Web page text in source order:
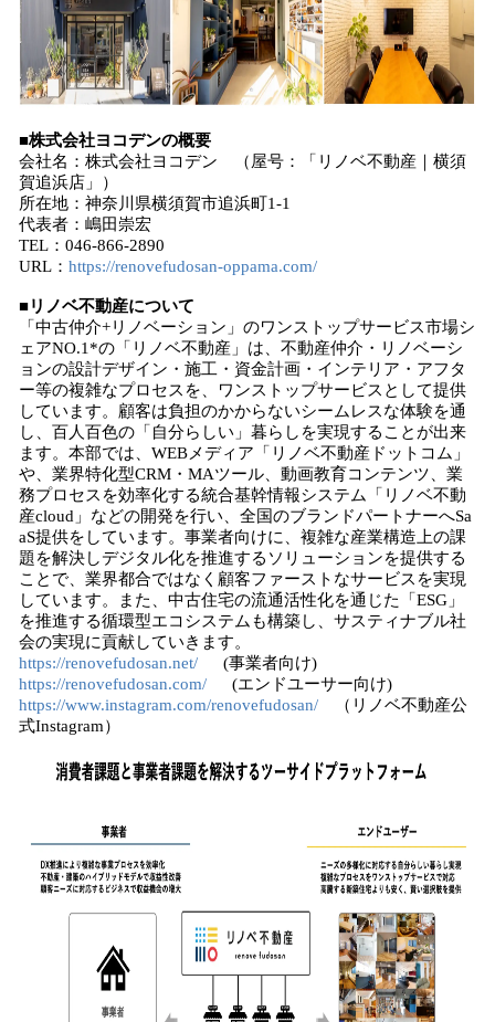
■株式会社ヨコデンの概要
会社名：株式会社ヨコデン （屋号：「リノベ不動産｜横須
賀追浜店」）
所在地：神奈川県横須賀市追浜町1-1
代表者：嶋田崇宏
TEL：046-866-2890
URL： https://renovefudosan-oppama.com/
■リノベ不動産について
「中古仲介+リノベーション」のワンストップサービス市場シ
ェアNO.1*の「リノベ不動産」は、不動産仲介・リノベーシ
ョンの設計デザイン・施工・資金計画・インテリア・アフタ
ー等の複雑なプロセスを、ワンストップサービスとして提供
しています。顧客は負担のかからないシームレスな体験を通
し、百人百色の「自分らしい」暮らしを実現することが出来
ます。本部では、WEBメディア「リノベ不動産ドットコム」
や、業界特化型CRM・MAツール、動画教育コンテンツ、業
務プロセスを効率化する統合基幹情報システム「リノベ不動
産cloud」などの開発を行い、全国のブランドパートナーへSa
aS提供をしています。事業者向けに、複雑な産業構造上の課
題を解決しデジタル化を推進するソリューションを提供する
ことで、業界都合ではなく顧客ファーストなサービスを実現
しています。また、中古住宅の流通活性化を通じた「ESG」
を推進する循環型エコシステムも構築し、サスティナブル社
会の実現に貢献していきます。
https://renovefudosan.net/ (事業者向け)
https://renovefudosan.com/
(エンドユーサー向け)
https://www.instagram.com/renovefudosan/ （リノベ不動産公
式Instagram）